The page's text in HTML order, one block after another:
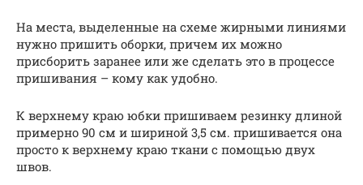
На места, выделенные на схеме жирными линиями
нужно пришить оборки, причем их можно
присборить заранее или же сделать это в процессе
пришивания – кому как удобно.
К верхнему краю юбки пришиваем резинку длиной
примерно 90 см и шириной 3,5 см. пришивается она
просто к верхнему краю ткани с помощью двух
швов.